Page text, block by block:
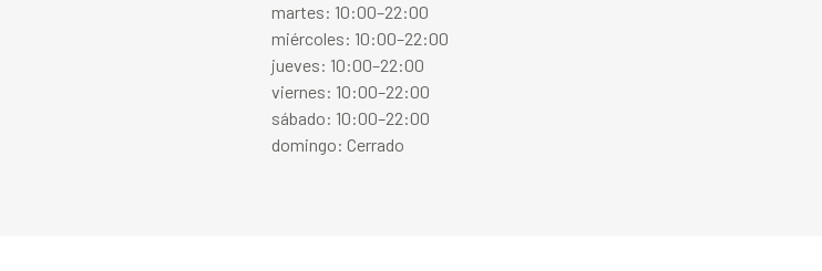
martes: 10:00–22:00
miércoles: 10:00–22:00
jueves: 10:00–22:00
viernes: 10:00–22:00
sábado: 10:00–22:00
domingo: Cerrado